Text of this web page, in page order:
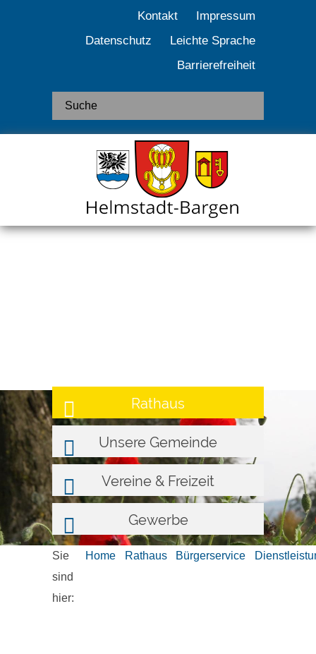
Kontakt
Impressum
Datenschutz
Leichte Sprache
Barrierefreiheit
Rathaus
Unsere Gemeinde
Vereine & Freizeit
Gewerbe
Sie
sind
hier:
Home Rathaus Bürgerservice